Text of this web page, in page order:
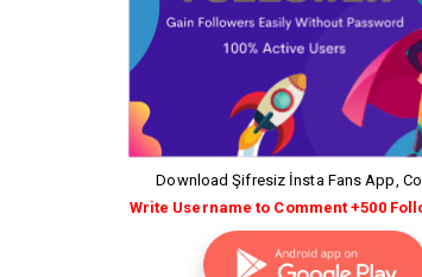
Download Şifresiz İnsta Fans App,
Write Username to Comment +500